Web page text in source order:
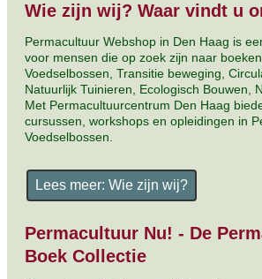
Wie zijn wij? Waar vindt u
Permacultuur Webshop in Den Haag is
voor mensen die op zoek zijn naar
Voedselbossen, Transitie beweging,
Natuurlijk Tuinieren, Ecologisch Bouwen,
Met Permacultuurcentrum Den Haag
cursussen, workshops en opleidingen in
Voedselbossen.
Lees meer: Wie zijn wij?
Permacultuur Nu! - De
Boek Collectie